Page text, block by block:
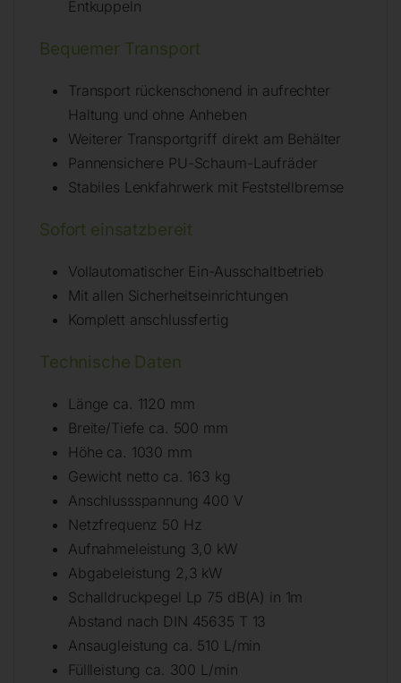
Entkuppeln
Bequemer Transport
Transport rückenschonend in aufrechter
Haltung und ohne Anheben
Weiterer Transportgriff direkt am Behälter
Pannensichere PU-Schaum-Laufräder
Stabiles Lenkfahrwerk mit Feststellbremse
Sofort einsatzbereit
Vollautomatischer Ein-Ausschaltbetrieb
Mit allen Sicherheitseinrichtungen
Komplett anschlussfertig
Technische Daten
Länge ca. 1120 mm
Breite/Tiefe ca. 500 mm
Höhe ca. 1030 mm
Gewicht netto ca. 163 kg
Anschlussspannung 400 V
Netzfrequenz 50 Hz
Aufnahmeleistung 3,0 kW
Abgabeleistung 2,3 kW
Schalldruckpegel Lp 75 dB(A) in 1m
Abstand nach DIN 45635 T 13
Ansaugleistung ca. 510 L/min
Füllleistung ca. 300 L/min